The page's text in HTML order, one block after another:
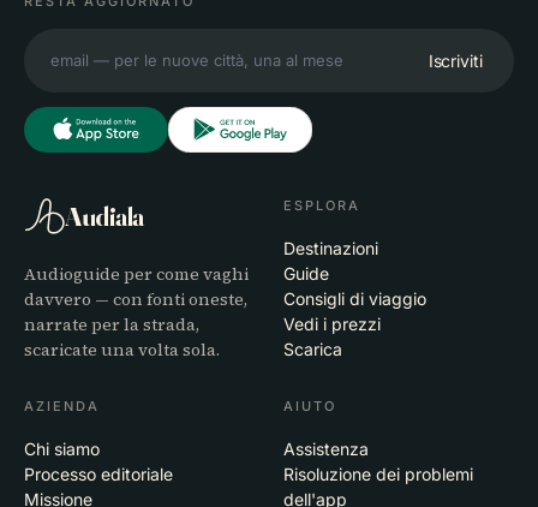
Iscriviti
Audiala
Audioguide per come vaghi
davvero — con fonti oneste,
narrate per la strada,
scaricate una volta sola.
ESPLORA
Destinazioni
Guide
Consigli di viaggio
Vedi i prezzi
Scarica
AZIENDA
Chi siamo
Processo editoriale
Missione
AIUTO
Assistenza
Risoluzione dei problemi
dell'app